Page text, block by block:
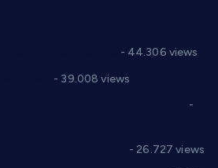
- 44.306 views
- 39.008 views
-
- 26.727 views